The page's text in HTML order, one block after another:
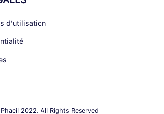
d'utilisation
2022. All Rights Reserved